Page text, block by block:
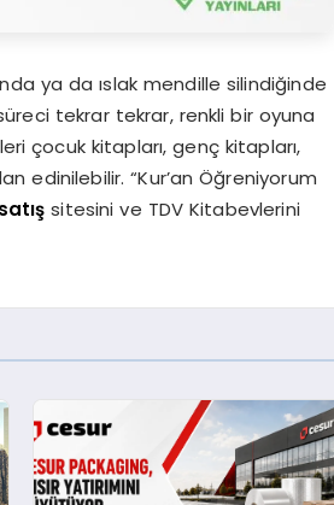
ya da ıslak mendille silindiğinde
tekrar tekrar, renkli bir oyuna
çocuk kitapları, genç kitapları,
edinilebilir. “Kur’an Öğreniyorum
sitesini ve TDV Kitabevlerini